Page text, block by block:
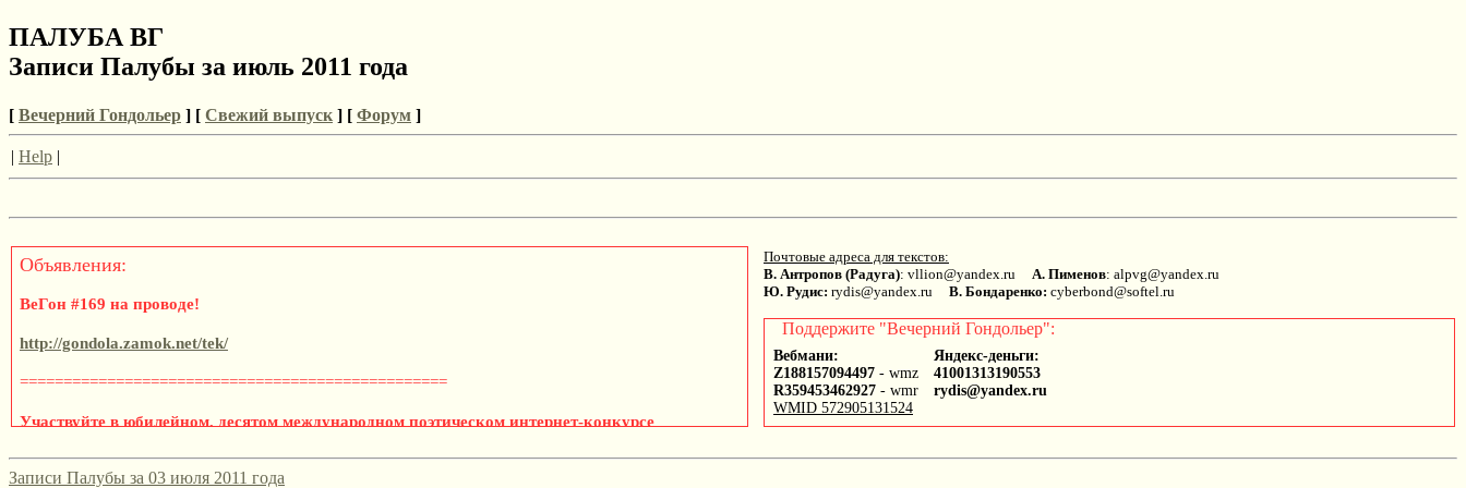
ПАЛУБА ВГ
Записи Палубы за июль 2011 года
[ Вечерний Гондольер ] [ Свежий выпуск ] [ Форум ]
| Help |
Объявления:
ВеГон #169 на проводе!
http://gondola.zamok.net/tek/
=================================================
Участвуйте в юбилейном, десятом международном поэтическом интернет-конкурсе
Да, этот конкурс, традиционно привлекающий русскоязычных поэтов самых разных стран мира,
Почтовые адреса для текстов:
В. Антропов (Радуга): vllion@yandex.ru А. Пименов: alpvg@yandex.ru
Ю. Рудис: rydis@yandex.ru В. Бондаренко: cyberbond@softel.ru
Поддержите "Вечерний Гондольер":
Вебмани:
Z188157094497 - wmz
R359453462927 - wmr
WMID 572905131524
Яндекс-деньги:
41001313190553
rydis@yandex.ru
Записи Палубы за 03 июля 2011 года